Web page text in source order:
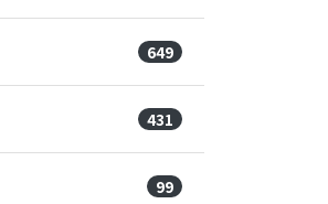
649
431
99